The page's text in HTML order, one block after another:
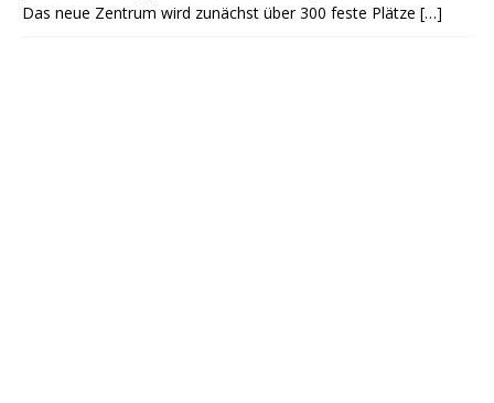
Das neue Zentrum wird zunächst über 300 feste Plätze […]